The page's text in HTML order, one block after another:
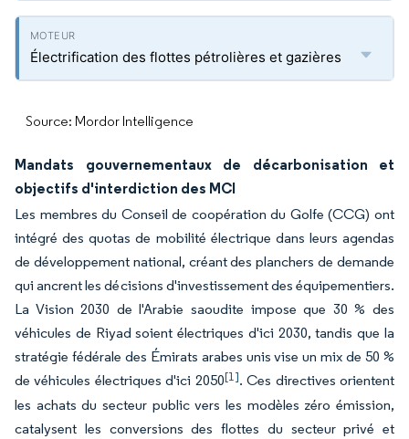
Électrification des flottes pétrolières et gazières
Source: Mordor Intelligence
Mandats gouvernementaux de décarbonisation et
objectifs d'interdiction des MCI
Les membres du Conseil de coopération du Golfe (CCG) ont
intégré des quotas de mobilité électrique dans leurs agendas
de développement national, créant des planchers de demande
qui ancrent les décisions d'investissement des équipementiers.
La Vision 2030 de l'Arabie saoudite impose que 30 % des
véhicules de Riyad soient électriques d'ici 2030, tandis que la
stratégie fédérale des Émirats arabes unis vise un mix de 50 %
de véhicules électriques d'ici 2050[1]. Ces directives orientent
les achats du secteur public vers les modèles zéro émission,
catalysent les conversions des flottes du secteur privé et